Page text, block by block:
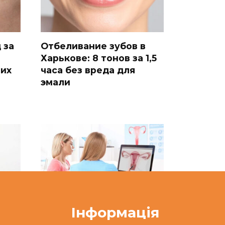
за
Отбеливание зубов в
Харькове: 8 тонов за 1,5
часа без вреда для
эмали
Планирование и
Інформація